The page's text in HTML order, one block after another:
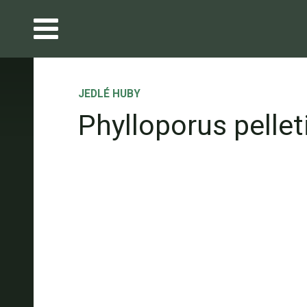
JEDLÉ HUBY
Phylloporus